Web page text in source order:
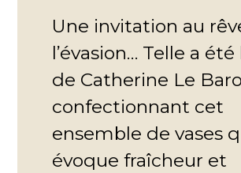
Une invitation au
l’évasion… Telle a été
de Catherine Le
confectionnant cet
ensemble de vases
évoque fraîcheur et